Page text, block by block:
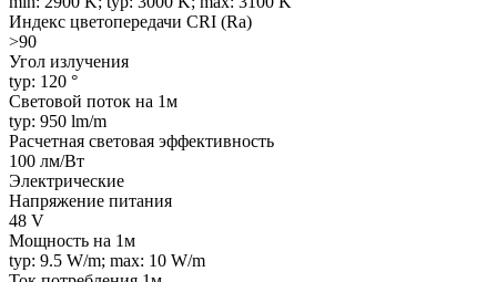
Индекс цветопередачи CRI (Ra)
>90
Угол излучения
typ: 120 °
Световой поток на 1м
typ: 950 lm/m
Расчетная световая эффективность
100 лм/Вт
Электрические
Напряжение питания
48 V
Мощность на 1м
typ: 9.5 W/m; max: 10 W/m